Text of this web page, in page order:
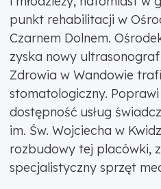
punkt rehabilitacji w
Czarnem Dolnem.
zyska nowy
Zdrowia w Wandowie
stomatologiczny. Poprawi
dostępność usług
im. Św. Wojciecha w
rozbudowy tej placówki,
specjalistyczny sprzęt